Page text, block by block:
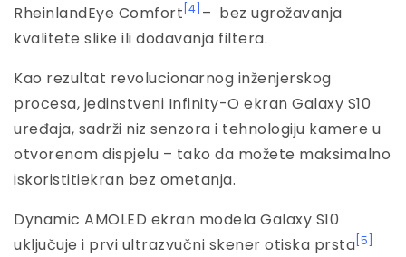
RheinlandEye Comfort [4] – bez ugrožavanja
kvalitete slike ili dodavanja filtera.
Kao rezultat revolucionarnog inženjerskog
procesa, jedinstveni Infinity-O ekran Galaxy S10
uređaja, sadrži niz senzora i tehnologiju kamere u
otvorenom dispjelu – tako da možete maksimalno
iskoristitiekran bez ometanja.
Dynamic AMOLED ekran modela Galaxy S10
uključuje i prvi ultrazvučni skener otiska prsta [5]